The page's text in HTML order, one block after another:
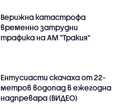
Верижна катастрофа
временно затрудни
трафика на АМ "Тракия"
Ентусиасти скачаха от 22-
метров водопад в ежегодна
надпревара (ВИДЕО)